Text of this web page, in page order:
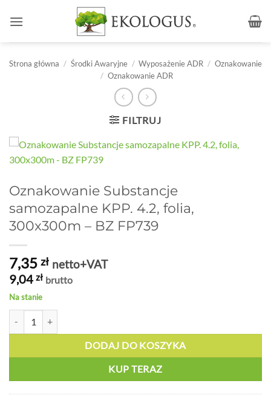
Strona główna / Środki Awaryjne / Wyposażenie ADR / Oznakowanie
/ Oznakowanie ADR
FILTRUJ
Oznakowanie Substancje
samozapalne KPP. 4.2, folia,
300x300m – BZ FP739
7,35 zł netto+VAT
9,04 zł brutto
Na stanie
DODAJ DO KOSZYKA
KUP TERAZ